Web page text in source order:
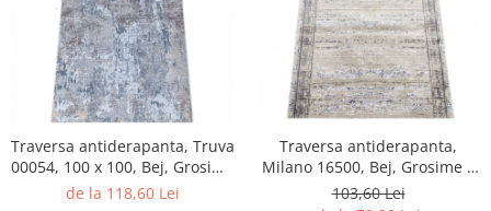
Traversa antiderapanta, Truva
00054, 100 x 100, Bej, Grosime
5 mm
de la 118,60 Lei
Traversa antiderapanta,
Milano 16500, Bej, Grosime 4
mm
103,60 Lei